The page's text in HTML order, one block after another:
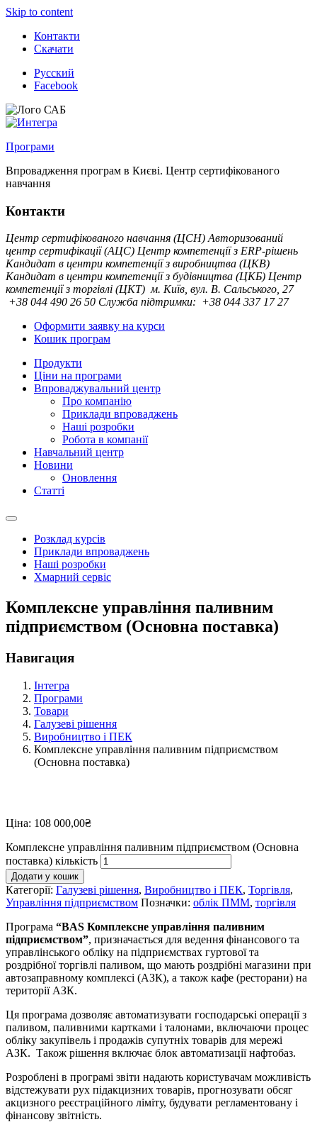
Skip to content
Контакти
Скачати
Русский
Facebook
Програми
Впровадження програм в Києві. Центр сертифікованого
навчання
Контакти
Центр сертифікованого навчання (ЦСН) Авторизований
центр сертифікації (АЦС) Центр компетенції з ERP-рішень
Кандидат в центри компетенції з виробництва (ЦКВ)
Кандидат в центри компетенції з будівництва (ЦКБ) Центр
компетенції з торгівлі (ЦКТ) м. Київ, вул. B. Сальського, 27
+38 044 490 26 50 Служба підтримки: +38 044 337 17 27
Оформити заявку на курси
Кошик програм
Продукти
Ціни на програми
Впроваджувальний центр
Про компанію
Приклади впроваджень
Наші розробки
Робота в компанії
Навчальний центр
Новини
Оновлення
Статті
Розклад курсів
Приклади впроваджень
Наші розробки
Хмарний сервіс
Комплексне управління паливним
підприємством (Основна поставка)
Навигация
Інтегра
Програми
Товари
Галузеві рішення
Виробництво і ПЕК
Комплексне управління паливним підприємством
(Основна поставка)
Ціна: 108 000,00₴
Комплексне управління паливним підприємством (Основна
поставка) кількість
Додати у кошик
Категорії: Галузеві рішення, Виробництво і ПЕК, Торгівля,
Управління підприємством Позначки: облік ПММ, торгівля
Програма “BAS Комплексне управління паливним
підприємством”, призначається для ведення фінансового та
управлінського обліку на підприємствах гуртової та
роздрібної торгівлі паливом, що мають роздрібні магазини при
автозаправному комплексі (АЗК), а також кафе (ресторани) на
території АЗК.
Ця програма дозволяє автоматизувати господарські операції з
паливом, паливними картками і талонами, включаючи процес
обліку закупівель і продажів супутніх товарів для мережі
АЗК. Також рішення включає блок автоматизації нафтобаз.
Розроблені в програмі звіти надають користувачам можливість
відстежувати рух підакцизних товарів, прогнозувати обсяг
акцизного реєстраційного ліміту, будувати регламентовану і
фінансову звітність.